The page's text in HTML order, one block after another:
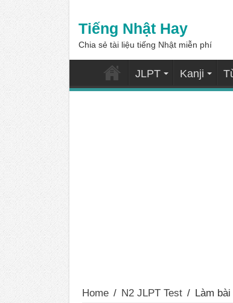
Tiếng Nhật Hay
Chia sẻ tài liệu tiếng Nhật miễn phí
JLPT Kanji
Home / N2 JLPT Test / Làm